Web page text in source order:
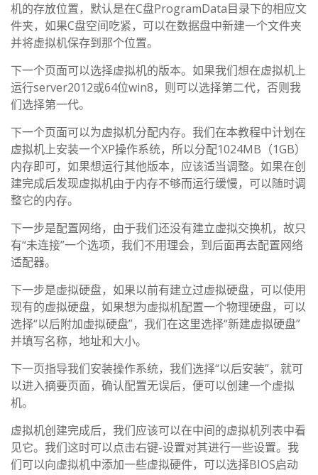
机的存放位置，默认是在C盘ProgramData目录下的相应文
件夹，如果C盘空间吃紧，可以在数据盘中新建一个文件夹
并将虚拟机保存到那个位置。
下一个页面可以选择虚拟机的版本。如果我们想在虚拟机上
运行server2012或64位win8，则可以选择第二代，否则我
们选择第一代。
下一个页面可以为虚拟机分配内存。我们在本教程中计划在
虚拟机上安装一个XP操作系统，所以分配1024MB（1GB）
内存即可，如果想运行其他版本，应该适当调整。如果在创
建完成后发现虚拟机由于内存不够而运行缓慢，可以随时调
整它的内存。
下一步是配置网络，由于我们还没有建立虚拟交换机，故只
有“未连接”一个选项，我们不用理会，到后面再去配置网络
适配器。
下一步是虚拟硬盘，如果以前有建立过虚拟硬盘，可以使用
现有的虚拟硬盘，如果想为虚拟机配置一个物理硬盘，可以
选择“以后附加虚拟硬盘”，我们在这里选择“新建虚拟硬盘”
并填写名称，地址和大小。
下一页指导我们安装操作系统，我们选择“以后安装”，就可
以进入摘要页面，确认配置无误后，便可以创建一个虚拟
机。
虚拟机创建完成后，我们应该可以在中间的虚拟机列表中看
见它。我们这时可以点击右键-设置对其进行一些设置。我
们可以向虚拟机中添加一些虚拟硬件，可以选择BIOS启动